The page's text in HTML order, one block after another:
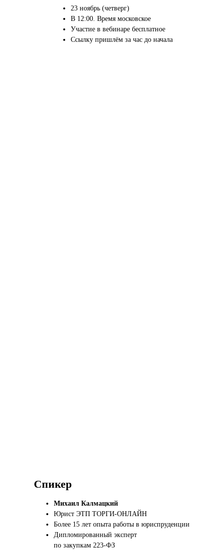
23 ноябрь (четверг)
В 12:00. Время московское
Участие в вебинаре бесплатное
Ссылку пришлём за час до начала
Спикер
Михаил Калмацкий
Юрист ЭТП ТОРГИ-ОНЛАЙН
Более 15 лет опыта работы в юриспруденции
Дипломированный эксперт
по закупкам 223-ФЗ